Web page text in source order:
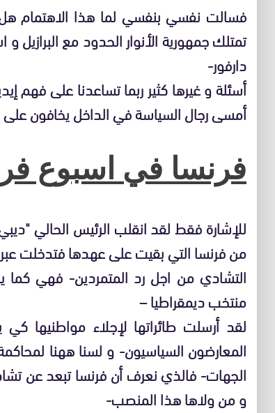
فسالت نفسي بنفسي لما هذا الاهتمام
تمتلك جمهورية الأنوار الحدود مع البرازيل
دارفور-
أسئلة و غيرها كثير ربما تساعدنا على فهم
أمسى رجال السياسة في الداخل يخافون على
فرنسا في اسبوع
للإشارة فقط لقد انقلب الرئيس الحالي
من فرنسا التي بقيت على عهدها فتدخلت عبر
التشادي من اجل رد المتمردين- فهي كما
منتخب ديمقراطيا –
لقد أرسلت طائراتها لإجلاء مواطنيها
المعارضون السياسيون- و لسنا ههنا
الجهات- فالذي نعرف أن فرنسا تبعد عن
و من ولاها هذا المنصب-